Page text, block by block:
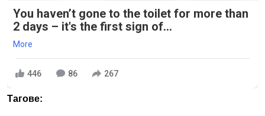
You haven’t gone to the toilet for more than
2 days – it's the first sign of...
More
446 86 267
Тагове: